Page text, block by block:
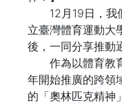
12月19日，我
立臺灣體育運動大
後，一同分享推動
作為以體育教育
年開始推廣的跨領
的「奧林匹克精神